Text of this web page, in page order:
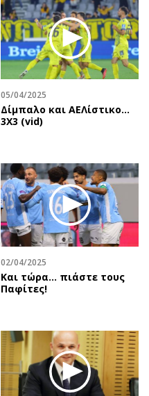
05/04/2025
Δίμπαλο και ΑΕΛίστικο...
3Χ3 (vid)
02/04/2025
Και τώρα… πιάστε τους
Παφίτες!